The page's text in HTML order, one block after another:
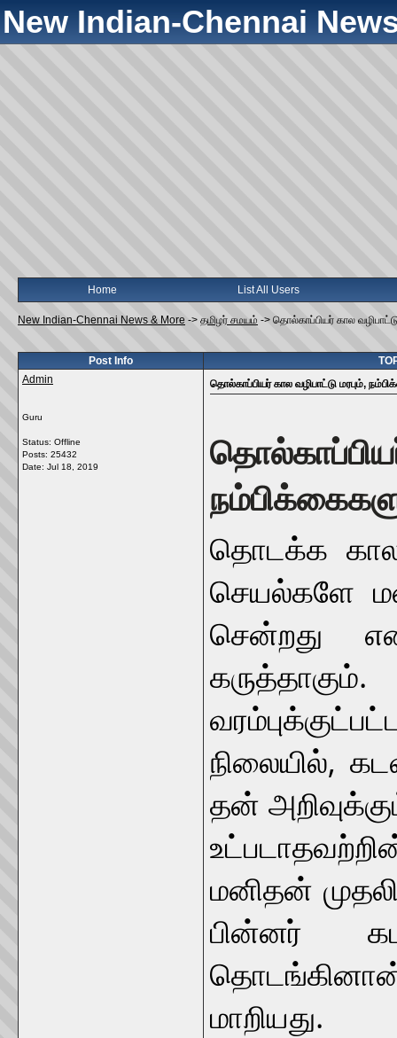
New Indian-Chennai
Home List All Users
New Indian-Chennai News & More -> தமிழர் சமயம் -> தொல்காப்பியர் கால
Post Info
Admin
Guru
Status: Offline
Posts: 25432
Date: Jul 18, 2019
தொல்காப்பியர் கால வழிபாட்டு மரபும்,
தொடக்க
செயல்களே
சென்றது
நிலையில்,
தன்
மனிதன்
பின்னர்
மாறியது.